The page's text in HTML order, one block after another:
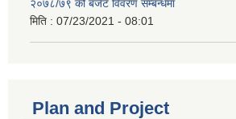
२०७८/७९ को बजेट विवरण सम्बन्धमा
मिति : 07/23/2021 - 08:01
Plan and Project